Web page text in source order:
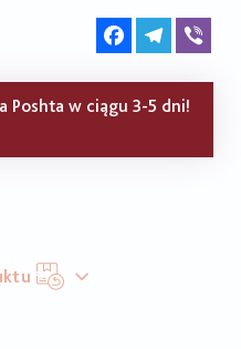
FacebookTelegram
Poshta w ciągu 3-5 dni!